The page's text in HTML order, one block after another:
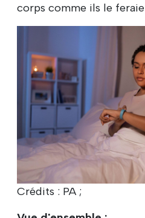
corps comme ils le
Crédits : PA ;